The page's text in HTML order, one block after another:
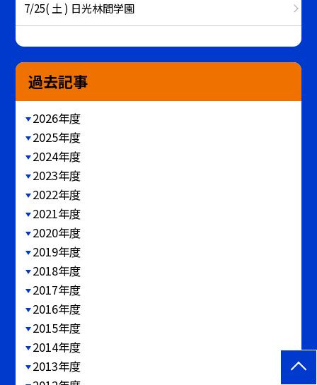
7/25( 土 ) 日光林間学園
過去記事
2026年度
2025年度
2024年度
2023年度
2022年度
2021年度
2020年度
2019年度
2018年度
2017年度
2016年度
2015年度
2014年度
2013年度